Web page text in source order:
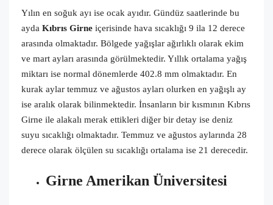
Yılın en soğuk ayı ise ocak ayıdır. Gündüz saatlerinde bu
ayda Kıbrıs Girne içerisinde hava sıcaklığı 9 ila 12 derece
arasında olmaktadır. Bölgede yağışlar ağırlıklı olarak ekim
ve mart ayları arasında görülmektedir. Yıllık ortalama yağış
miktarı ise normal dönemlerde 402.8 mm olmaktadır. En
kurak aylar temmuz ve ağustos ayları olurken en yağışlı ay
ise aralık olarak bilinmektedir. İnsanların bir kısmının Kıbrıs
Girne ile alakalı merak ettikleri diğer bir detay ise deniz
suyu sıcaklığı olmaktadır. Temmuz ve ağustos aylarında 28
derece olarak ölçülen su sıcaklığı ortalama ise 21 derecedir.
Girne Amerikan Üniversitesi